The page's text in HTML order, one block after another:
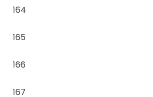
164
165
166
167